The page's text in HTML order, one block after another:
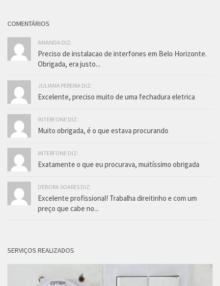
COMENTÁRIOS
AMANDA DIZ:
Preciso de instalacao de interfones em Belo Horizonte.
Obrigada, era justo...
JULIANA PEREIRA DIZ:
Excelente, preciso muito de uma fechadura eletrica
INTERFONE DIZ:
Muito obrigada, é o que estava procurando
INTERFONE DIZ:
Exatamente o que eu procurava, muitíssimo obrigada
DEBORA SOARES DIZ:
Excelente profissional! Trabalha direitinho e com um
preço que cabe no...
SERVIÇOS REALIZADOS